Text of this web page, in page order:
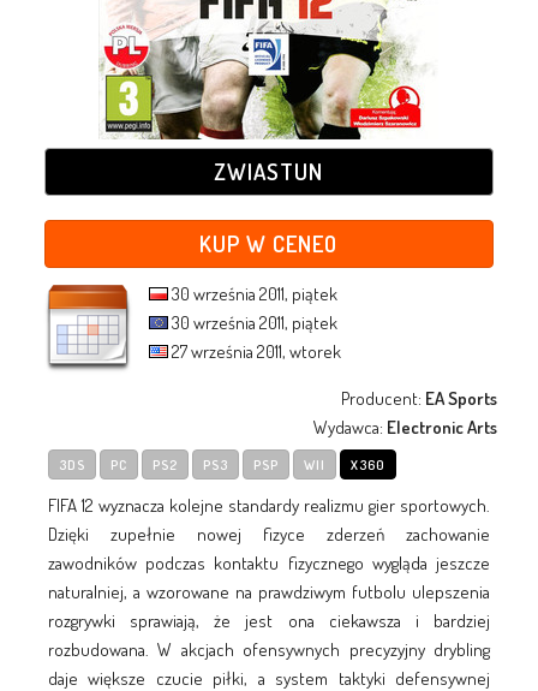
ZWIASTUN
KUP W CENEO
30 września 2011, piątek
30 września 2011, piątek
27 września 2011, wtorek
Producent: EA Sports
Wydawca: Electronic Arts
3DS PC PS2 PS3 PSP WII X360
FIFA 12 wyznacza kolejne standardy realizmu gier sportowych.
Dzięki zupełnie nowej fizyce zderzeń zachowanie
zawodników podczas kontaktu fizycznego wygląda jeszcze
naturalniej, a wzorowane na prawdziwym futbolu ulepszenia
rozgrywki sprawiają, że jest ona ciekawsza i bardziej
rozbudowana. W akcjach ofensywnych precyzyjny drybling
daje większe czucie piłki, a system taktyki defensywnej